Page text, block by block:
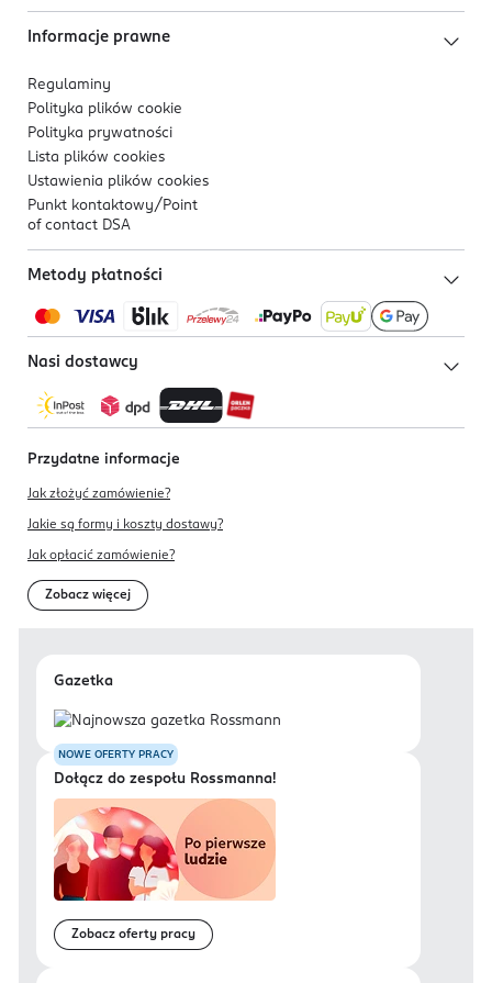
Informacje prawne
Regulaminy
Polityka plików cookie
Polityka prywatności
Lista plików cookies
Ustawienia plików cookies
Punkt kontaktowy/ Point
of contact DSA
Metody płatności
Nasi dostawcy
Przydatne informacje
Jak złożyć zamówienie?
Jakie są formy i koszty dostawy?
Jak opłacić zamówienie?
Zobacz więcej
Gazetka
NOWE OFERTY PRACY
Dołącz do zespołu Rossmanna!
Zobacz oferty pracy